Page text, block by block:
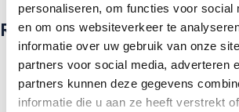
personaliseren, om functies voor social
en om ons websiteverkeer te
informatie over uw gebruik van onze
partners voor social media, adverteren
partners kunnen deze gegevens
informatie die u aan ze heeft verstrekt
Recente artikelen
NVWA waarschuwt voor
voorkom problemen in de stal